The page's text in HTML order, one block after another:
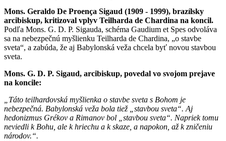
Mons. Geraldo De Proença Sigaud (1909 - 1999), brazílsky
arcibiskup, kritizoval vplyv Teilharda de Chardina na koncil.
Podľa Mons. G. D. P. Sigauda, schéma Gaudium et Spes odvoláva
sa na nebezpečnú myšlienku Teilharda de Chardina, „o stavbe
sveta“, a zabúda, že aj Babylonská veža chcela byť novou stavbou
sveta.
Mons. G. D. P. Sigaud, arcibiskup, povedal vo svojom prejave
na koncile:
„Táto teilhardovská myšlienka o stavbe sveta s Bohom je
nebezpečná. Babylonská veža bola tiež „stavbou sveta“. Aj
hedonizmus Grékov a Rimanov bol „stavbou sveta“. Napriek tomu
neviedli k Bohu, ale k hriechu a k skaze, a napokon, až k zničeniu
národov.“.